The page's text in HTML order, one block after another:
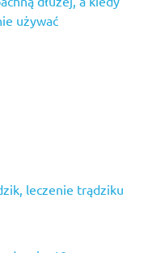
używać
leczenie trądziku